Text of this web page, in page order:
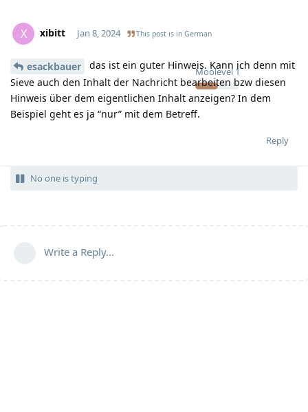
X xibitt
Moolevel 1
Jan 8, 2024 This post is in German
esackbauer
das ist ein guter Hinweis. Kann ich denn mit
Sieve auch den Inhalt der Nachricht bearbeiten bzw diesen
Hinweis über dem eigentlichen Inhalt anzeigen? In dem
Beispiel geht es ja “nur” mit dem Betreff.
Reply
No one is typing
Write a Reply...